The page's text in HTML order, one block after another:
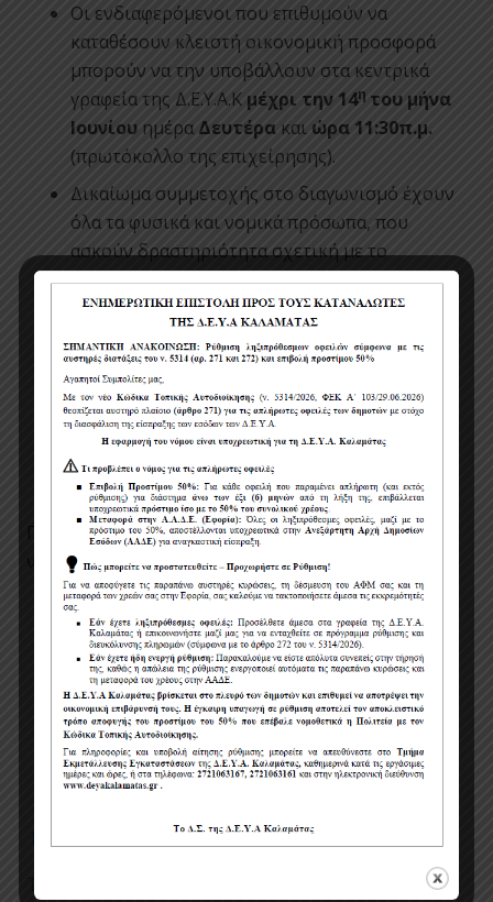
Οι ενδιαφερόμενοι που επιθυμούν να
καταθέσουν κλειστή οικονομική προσφορά
μπορούν να την υποβάλλουν στα κεντρικά
γραφεία της Δ.Ε.Υ.Α.Κ μέχρι την 14η του μήνα
Ιουνίου ημέρα Δευτέρα και ώρα 11:30π.μ.
(πρωτόκολλο της επιχείρησης).
Δικαίωμα συμμετοχής στο διαγωνισμό έχουν
όλα τα φυσικά και νομικά πρόσωπα, που
ασκούν δραστηριότητα σχετική με το
αντικείμενο του πρόχειρου διαγωνισμού.
Η κατακύρωση θα γίνει σε όποιον προσφέρει
την οικονομικότερη προσφορά η οποία θα
πληροί τις τεχνικές προδιαγραφές.
Η κάθε προσφορά θα πρέπει να
συνοδεύεται από Υπεύθυνη δήλωση του Ν.
1599/1986 άρθρο 8.
Πληροφορίες σχετικά με τον διαγωνισμό: κ. Κων/
νου Μπακολιά, τηλ. 27210-63154.
Ο ΓΕΝΙΚΟΣ ΔΙΕΥΘΥΝΤΗΣ
ΜΙΧΑΛΗΣ ΒΑΣΙΛΕΙΑΔΗΣ